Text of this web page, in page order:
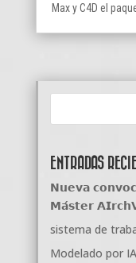
Max y C4D el
ENTRADAS
𝗡𝘂𝗲𝘃𝗮
𝗠𝗮́𝘀𝘁𝗲𝗿
sistema de
Modelado por